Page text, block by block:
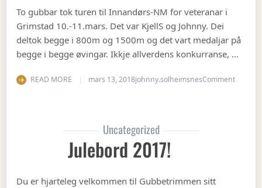
To gubbar tok turen til Innandørs-NM for veteranar i
Grimstad 10.-11.mars. Det var KjellS og Johnny. Dei
deltok begge i 800m og 1500m og det vart medaljar på
begge i begge øvingar. Ikkje allverdens konkurranse, …
READ MORE mars 13, 2018johnny.solheimsnesCommenton
Uncategorized
Julebord 2017!
Du er hjarteleg velkommen til Gubbetrimmen sitt